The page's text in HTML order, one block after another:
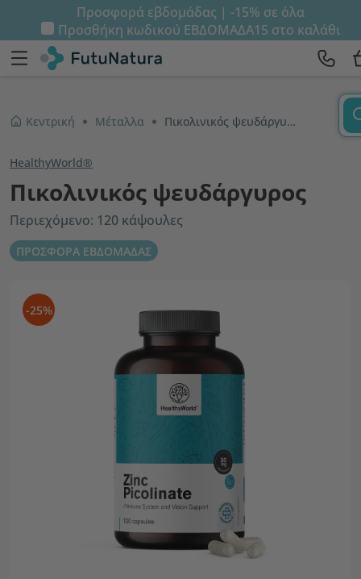
Προσφορά εβδομάδας | -15% σε όλα
Προσθήκη κωδικού ΕΒΔΟΜΑΔΑ15 στο καλάθι
Κεντρική Μέταλλα Πικολινικός ψευδάργυρος
HealthyWorld®
Πικολινικός ψευδάργυρος
Περιεχόμενο: 120 κάψουλες
ΠΡΟΣΦΟΡΑ ΕΒΔΟΜΑΔΑΣ
-25%